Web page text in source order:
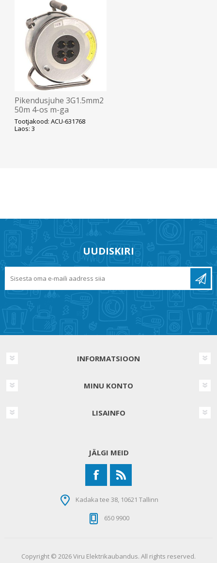
Pikendusjuhe 3G1.5mm2
50m 4-os m-ga
plekktrummel + termo,
hall Acuma
Tootjakood: ACU-631768
Laos: 3
UUDISKIRI
INFORMATSIOON
MINU KONTO
LISAINFO
JÄLGI MEID
Kadaka tee 38, 10621 Tallinn
650 9900
Copyright © 2026 Viru Elektrikaubandus. All rights reserved.